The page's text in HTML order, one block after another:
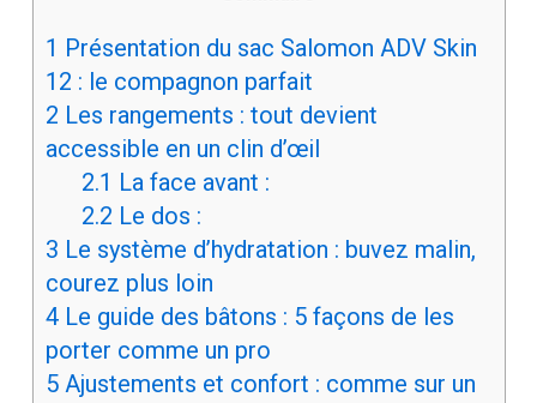
1 Présentation du sac Salomon ADV Skin
12 : le compagnon parfait
2 Les rangements : tout devient
accessible en un clin d’œil
2.1 La face avant :
2.2 Le dos :
3 Le système d’hydratation : buvez malin,
courez plus loin
4Le guide des bâtons : 5 façons de les
porter comme un pro
5Ajustements et confort : comme sur un